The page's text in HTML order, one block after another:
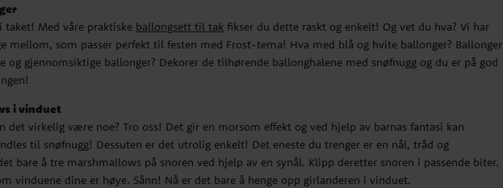
en morsom effekt og ved
snøfnugg! Dessuten er det
Deretter er det bare å
snoren i passende biter.
er det bare å henge opp
barna komme inn i
taket! Med våre praktiske ballongsett til tak fikser du dette raskt og enkelt! Og vet du hva? Vi har
mellom, som passer perfekt til festen med Frost-tema! Hva med blå og hvite ballonger? Ballonger
og gjennomsiktige ballonger? Dekorer de tilhørende ballonghalene med snøfnugg og du er på god
i vinduet
det virkelig være noe? Tro oss! Det gir en morsom effekt og ved hjelp av barnas fantasi kan
til snøfnugg! Dessuten er det utrolig enkelt! Det eneste du trenger er en nål, tråd og
bare å tre marshmallows på snoren ved hjelp av en synål. Klipp deretter snoren i passende biter.
vinduene dine er høye. Sånn! Nå er det bare å henge opp girlanderen i vinduet.